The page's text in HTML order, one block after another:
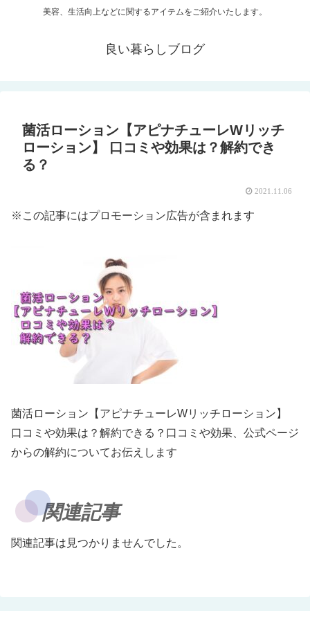
美容、生活向上などに関するアイテムをご紹介いたします。
良い暮らしブログ
菌活ローション【アピナチューレWリッチ
ローション】 口コミや効果は？解約でき
る？
2021.11.06
※この記事にはプロモーション広告が含まれます
菌活ローション【アピナチューレWリッチローション】
口コミや効果は？解約できる？口コミや効果、公式ページ
からの解約についてお伝えします
関連記事
関連記事は見つかりませんでした。